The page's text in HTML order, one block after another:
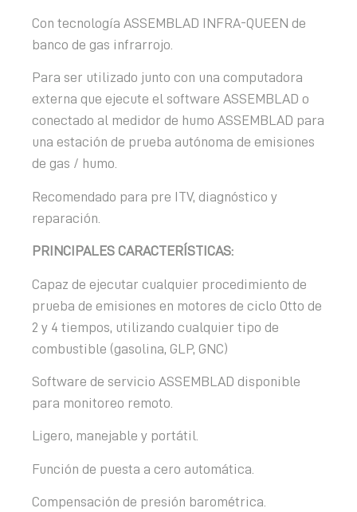
Con tecnología ASSEMBLAD INFRA-QUEEN de
banco de gas infrarrojo.
Para ser utilizado junto con una computadora
externa que ejecute el software ASSEMBLAD o
conectado al medidor de humo ASSEMBLAD para
una estación de prueba autónoma de emisiones
de gas / humo.
Recomendado para pre ITV, diagnóstico y
reparación.
PRINCIPALES CARACTERÍSTICAS:
Capaz de ejecutar cualquier procedimiento de
prueba de emisiones en motores de ciclo Otto de
2 y 4 tiempos, utilizando cualquier tipo de
combustible (gasolina, GLP, GNC)
Software de servicio ASSEMBLAD disponible
para monitoreo remoto.
Ligero, manejable y portátil.
Función de puesta a cero automática.
Compensación de presión barométrica.